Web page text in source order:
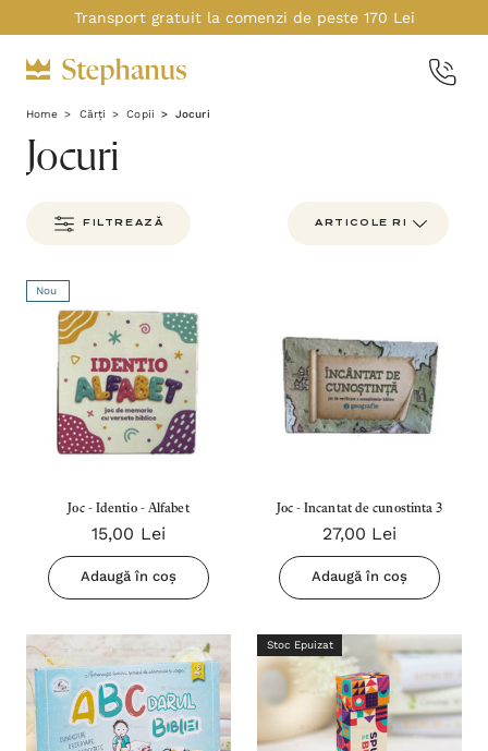
Transport gratuit la comenzi de peste 170 Lei
Home Cărți Copii Jocuri
Jocuri
FILTREAZĂ
Nou
Joc - Identio - Alfabet
15,00 Lei
Adaugă în coș
Joc - Incantat de cunostinta 3
27,00 Lei
Adaugă în coș
Stoc Epuizat